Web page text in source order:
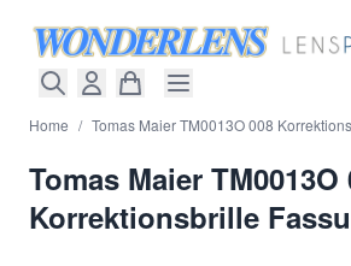
Home / Tomas Maier TM0013O 008
Tomas Maier TM0013O
Korrektionsbrille